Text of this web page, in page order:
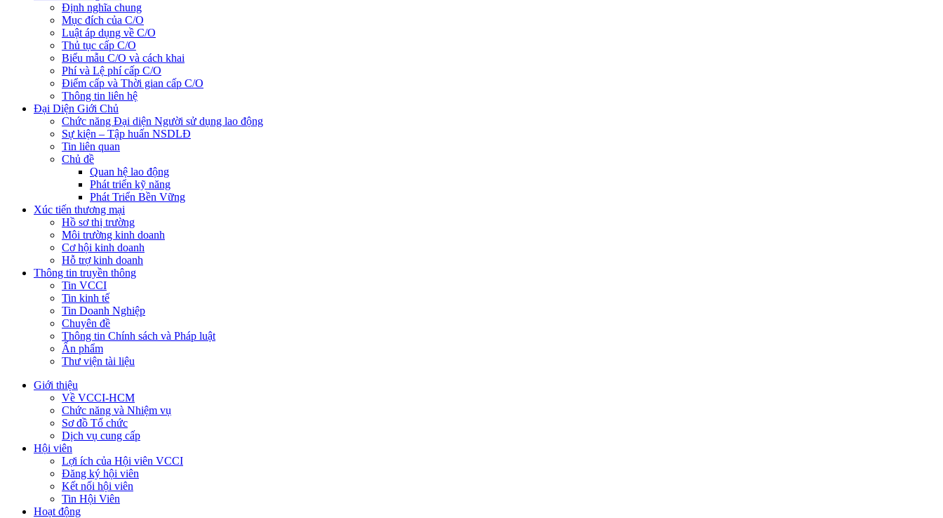
Định nghĩa chung
Mục đích của C/O
Luật áp dụng về C/O
Thủ tục cấp C/O
Biểu mẫu C/O và cách khai
Phí và Lệ phí cấp C/O
Điểm cấp và Thời gian cấp C/O
Thông tin liên hệ
Đại Diện Giới Chủ
Chức năng Đại diện Người sử dụng lao động
Sự kiện – Tập huấn NSDLĐ
Tin liên quan
Chủ đề
Quan hệ lao động
Phát triển kỹ năng
Phát Triển Bền Vững
Xúc tiến thương mại
Hồ sơ thị trường
Môi trường kinh doanh
Cơ hội kinh doanh
Hỗ trợ kinh doanh
Thông tin truyền thông
Tin VCCI
Tin kinh tế
Tin Doanh Nghiệp
Chuyên đề
Thông tin Chính sách và Pháp luật
Ấn phẩm
Thư viện tài liệu
Giới thiệu
Về VCCI-HCM
Chức năng và Nhiệm vụ
Sơ đồ Tổ chức
Dịch vụ cung cấp
Hội viên
Lợi ích của Hội viên VCCI
Đăng ký hội viên
Kết nối hội viên
Tin Hội Viên
Hoạt động